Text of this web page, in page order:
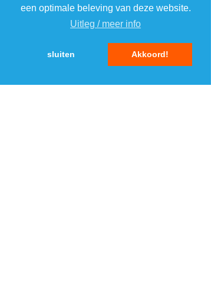
een optimale beleving van deze website.
Uitleg / meer info
sluiten Akkoord!